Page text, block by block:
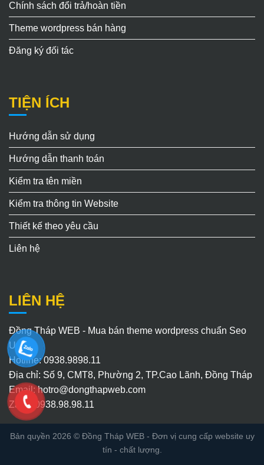
Chính sách đổi trả/hoàn tiền
Theme wordpress bán hàng
Đăng ký đối tác
TIỆN ÍCH
Hướng dẫn sử dụng
Hướng dẫn thanh toán
Kiểm tra tên miền
Kiểm tra thông tin Website
Thiết kế theo yêu cầu
Liên hệ
LIÊN HỆ
Đồng Tháp WEB - Mua bán theme wordpress chuẩn Seo
Uy Tín
Hotline: 0938.9898.11
Địa chỉ: Số 9, CMT8, Phường 2, TP.Cao Lãnh, Đồng Tháp
Email:hotro@dongthapweb.com
Zalo : 0938.98.98.11
Bản quyền 2026 © Đồng Tháp WEB- Đơn vị cung cấp website uy
tín - chất lượng.